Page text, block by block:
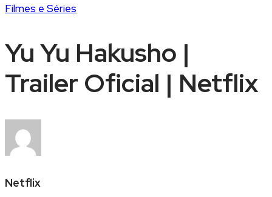
Filmes e Séries
Yu Yu Hakusho |
Trailer Oficial | Netflix
Netflix